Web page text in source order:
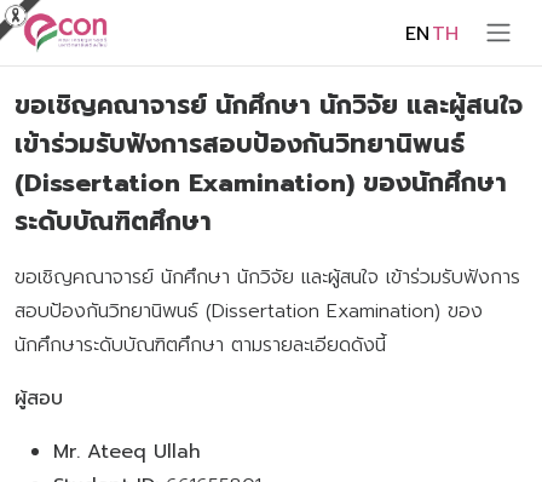
ENTH
ขอเชิญคณาจารย์ นักศึกษา นักวิจัย และผู้สนใจ
เข้าร่วมรับฟังการสอบป้องกันวิทยานิพนธ์
(Dissertation Examination) ของนักศึกษา
ระดับบัณฑิตศึกษา
ขอเชิญคณาจารย์ นักศึกษา นักวิจัย และผู้สนใจ เข้าร่วมรับฟังการ
สอบป้องกันวิทยานิพนธ์ (Dissertation Examination) ของ
นักศึกษาระดับบัณฑิตศึกษา ตามรายละเอียดดังนี้
ผู้สอบ
Mr. Ateeq Ullah